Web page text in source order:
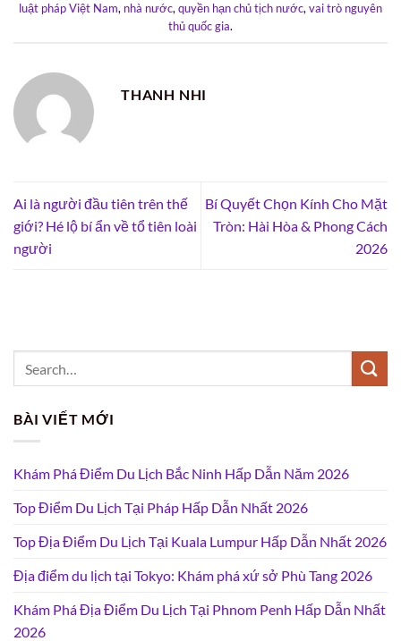
luật pháp Việt Nam, nhà nước, quyền hạn chủ tịch nước, vai trò nguyên
thủ quốc gia.
THANH NHI
Ai là người đầu tiên trên thế
giới? Hé lộ bí ẩn về tổ tiên loài
người
Bí Quyết Chọn Kính Cho Mặt
Tròn: Hài Hòa & Phong Cách
2026
BÀI VIẾT MỚI
Khám Phá Điểm Du Lịch Bắc Ninh Hấp Dẫn Năm 2026
Top Điểm Du Lịch Tại Pháp Hấp Dẫn Nhất 2026
Top Địa Điểm Du Lịch Tại Kuala Lumpur Hấp Dẫn Nhất 2026
Địa điểm du lịch tại Tokyo: Khám phá xứ sở Phù Tang 2026
Khám Phá Địa Điểm Du Lịch Tại Phnom Penh Hấp Dẫn Nhất
2026